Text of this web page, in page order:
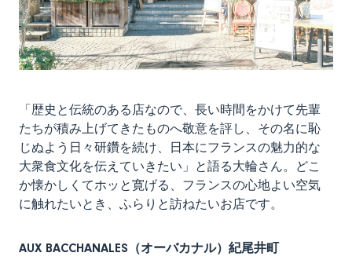
「歴史と伝統のある店なので、長い時間をかけて先輩
たちが積み上げてきたものへ敬意を評し、その名に恥
じぬよう日々研鑽を続け、日本にフランスの魅力的な
大衆食文化を伝えていきたい」と語る大輪さん。どこ
か懐かしくてホッと寛げる、フランスの心地よい空気
に触れたいとき、ふらりと訪ねたいお店です。
AUX BACCHANALES（オーバカナル）紀尾井町